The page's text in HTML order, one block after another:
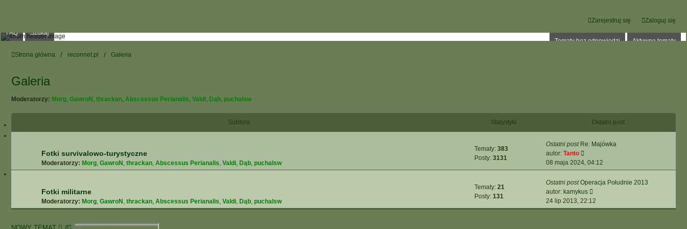
Zaloguj się
Zarejestruj się
Tematy bez odpowiedzi Aktywne tematy
FAQ Szukaj
Strona główna reconnet.pl Galeria
Galeria
Moderatorzy: Morg, GawroN , thrackan, Abscessus Perianalis, Valdi, Dąb, puchalsw
Subfora Statystyki Ostatni post
Fotki survivalowo-turystyczne
Moderatorzy: Morg, GawroN , thrackan, Abscessus Perianalis, Valdi, Dąb, puchalsw
Tematy: 383
Posty: 3131
Ostatni post Re: Majówka
autor: Tanto
y
ś
w
i
e
t
08 maja 2024, 04:12
Fotki militarne
Moderatorzy: Morg, GawroN , thrackan, Abscessus Perianalis, Valdi, Dąb, puchalsw
Tematy: 21
Posty: 131
Ostatni post Operacja Południe 2013
autor: kamykus
y
ś
24 lip 2013, 22:12
S W